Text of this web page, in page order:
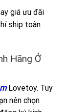
giá ưu đãi
ship toàn
Hãng Ở
Lovetoy. Tuy
nên chọn